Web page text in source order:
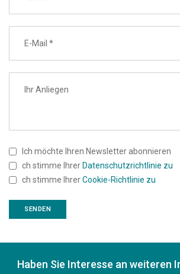
Ich möchte Ihren Newsletter abonnieren
ch stimme Ihrer Datenschutzrichtlinie zu
ch stimme IhrerCookie-Richtlinie zu
Haben Sie Interesse an weiteren